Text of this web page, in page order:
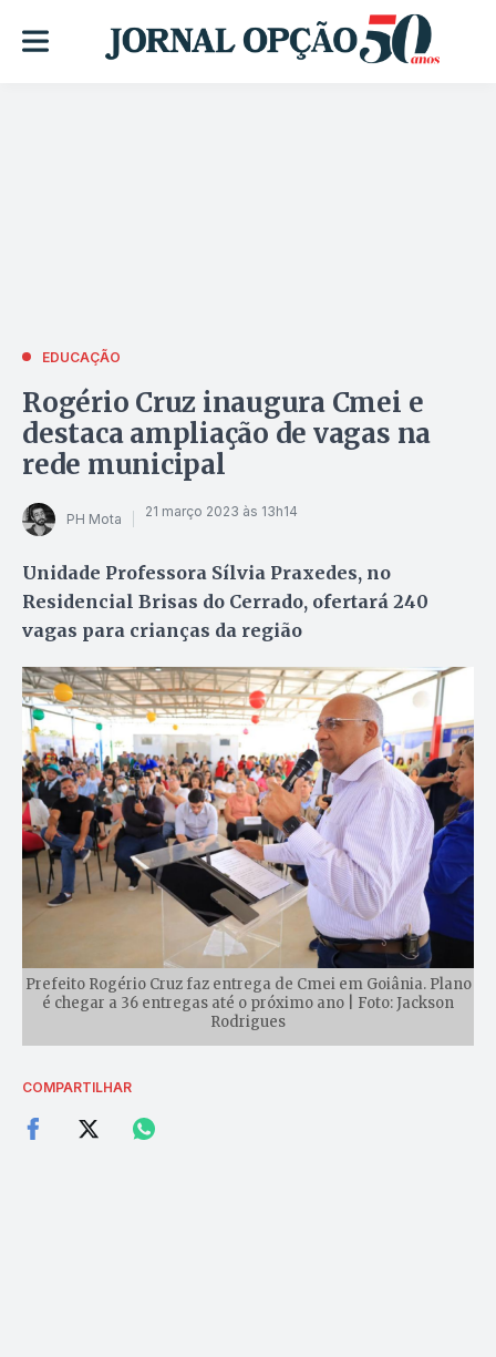
EDUCAÇÃO
Rogério Cruz inaugura Cmei e
destaca ampliação de vagas na
rede municipal
PH Mota 21 março 2023 às 13h14
Unidade Professora Sílvia Praxedes, no
Residencial Brisas do Cerrado, ofertará 240
vagas para crianças da região
Prefeito Rogério Cruz faz entrega de Cmei em Goiânia. Plano
é chegar a 36 entregas até o próximo ano | Foto: Jackson
Rodrigues
COMPARTILHAR